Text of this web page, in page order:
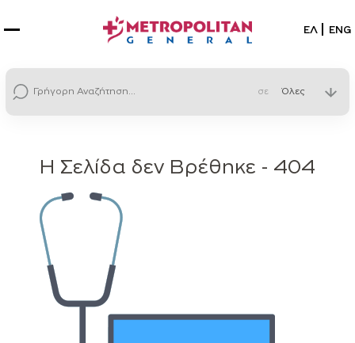
ΕΛ ENG
σε
Η Σελίδα δεν Βρέθηκε - 404